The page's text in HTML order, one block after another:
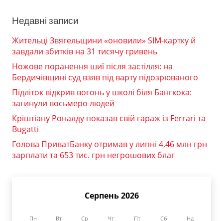
Недавні записи
Жительці Звягельщини «оновили» SIM-картку й
завдали збитків на 31 тисячу гривень
Ножове поранення шиї після застілля: на
Бердичівщині суд взяв під варту підозрюваного
Підліток відкрив вогонь у школі біля Бангкока:
загинули восьмеро людей
Кріштіану Роналду показав свій гараж із Ferrari та
Bugatti
Голова ПриватБанку отримав у липні 4,46 млн грн
зарплати та 653 тис. грн негрошових благ
Серпень 2026
Пн Вт Ср Чт Пт Сб Нд